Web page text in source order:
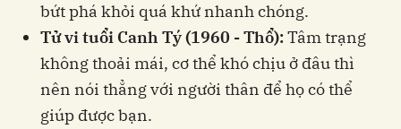
bứt phá khỏi quá khứ nhanh chóng.
Tử vi tuổi Canh Tý (1960 - Thổ):Tâm trạng
không thoải mái, cơ thể khó chịu ở đâu thì
nên nói thẳng với người thân để họ có thể
giúp được bạn.